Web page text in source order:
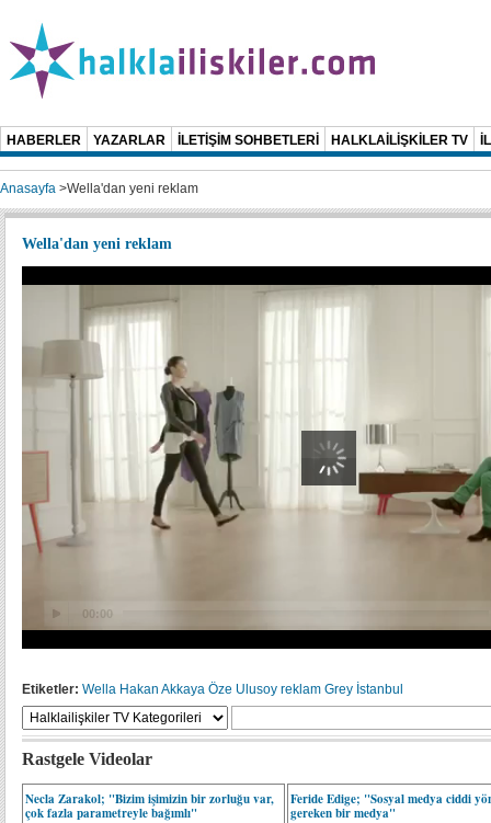
HABERLER YAZARLAR İLETİŞİM SOHBETLERİ HALKLAİLİŞKİLER TV
Anasayfa >Wella'dan yeni reklam
Wella'dan yeni reklam
Etiketler: Wella Hakan Akkaya Öze Ulusoy reklam Grey İstanbul
Rastgele Videolar
Necla Zarakol; "Bizim işimizin bir zorluğu var,
çok fazla parametreyle bağımlı"
Feride Edige; "Sosyal medya ciddi
gereken bir medya"